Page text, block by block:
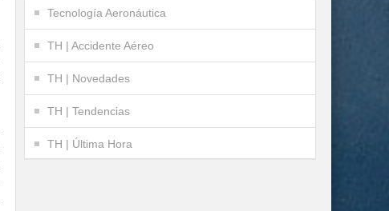
Tecnología Aeronáutica
TH | Accidente Aéreo
TH | Novedades
TH | Tendencias
TH | Última Hora